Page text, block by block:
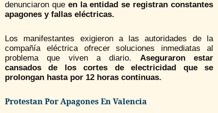
denunciaron queen la entidad se registran constantes
apagones y fallas eléctricas.
Los manifestantes exigieron a las autoridades de la
compañía eléctrica ofrecer soluciones inmediatas al
problema que viven a diario. Aseguraron estar
cansados de los cortes de electricidad que se
prolongan hasta por 12 horas continuas.
Protestan Por Apagones En Valencia